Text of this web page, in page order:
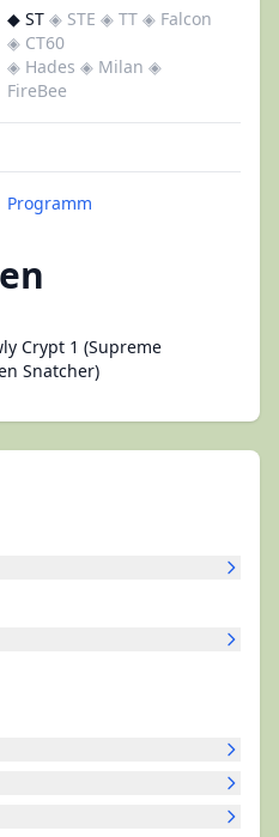
◆ ST ◈ STE ◈ TT ◈ Falcon
◈ CT60
◈ Hades ◈ Milan ◈
FireBee
Programm
Crypt 1 (Supreme
Snatcher)